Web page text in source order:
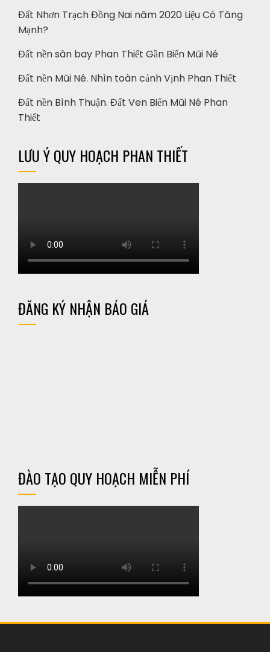
Đất Nhơn Trạch Đồng Nai năm 2020 Liệu Có Tăng
Mạnh?
Đất nền sân bay Phan Thiết Gần Biển Mũi Né
Đất nền Mũi Né. Nhìn toàn cảnh Vịnh Phan Thiết
Đất nền Bình Thuận. Đất Ven Biển Mũi Né Phan
Thiết
LƯU Ý QUY HOẠCH PHAN THIẾT
ĐĂNG KÝ NHẬN BÁO GIÁ
ĐÀO TẠO QUY HOẠCH MIỄN PHÍ